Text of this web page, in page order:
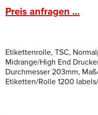
Preis anfragen ...
Etikettenrolle, TSC,
Midrange/High End
Durchmesser 203mm,
Etiketten/Rolle 1200